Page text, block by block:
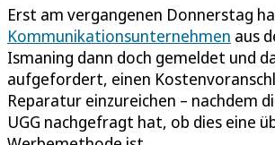
Erst am vergangenen Donnerstag
Kommunikationsunternehmen aus
Ismaning dann doch gemeldet und
aufgefordert, einen
Reparatur einzureichen – nachdem
UGG nachgefragt hat, ob dies eine